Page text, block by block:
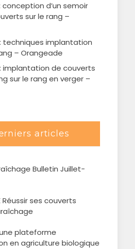
: conception d’un semoir
sur le rang –
: techniques implantation
– Orangeade
: implantation de couverts
sur le rang en verger –
articles
Bulletin Juillet-
une plateforme
en agriculture biologique